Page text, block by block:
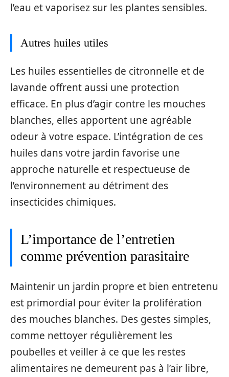
l’eau et vaporisez sur les plantes sensibles.
Autres huiles utiles
Les huiles essentielles de citronnelle et de
lavande offrent aussi une protection
efficace. En plus d’agir contre les mouches
blanches, elles apportent une agréable
odeur à votre espace. L’intégration de ces
huiles dans votre jardin favorise une
approche naturelle et respectueuse de
l’environnement au détriment des
insecticides chimiques.
L’importance de l’entretien
comme prévention parasitaire
Maintenir un jardin propre et bien entretenu
est primordial pour éviter la prolifération
des mouches blanches. Des gestes simples,
comme nettoyer régulièrement les
poubelles et veiller à ce que les restes
alimentaires ne demeurent pas à l’air libre,